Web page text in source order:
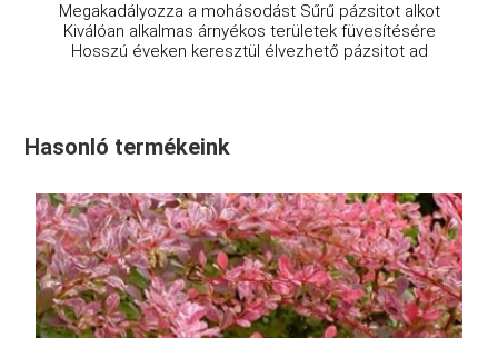
Megakadályozza a mohásodást Sűrű pázsitot alkot
Kiválóan alkalmas árnyékos területek füvesítésére
Hosszú éveken keresztül élvezhető pázsitot ad
Hasonló termékeink